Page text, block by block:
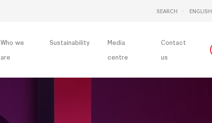
SEARCH
ENGLISH
Who we
are
Sustainability
Media
centre
Contact
us